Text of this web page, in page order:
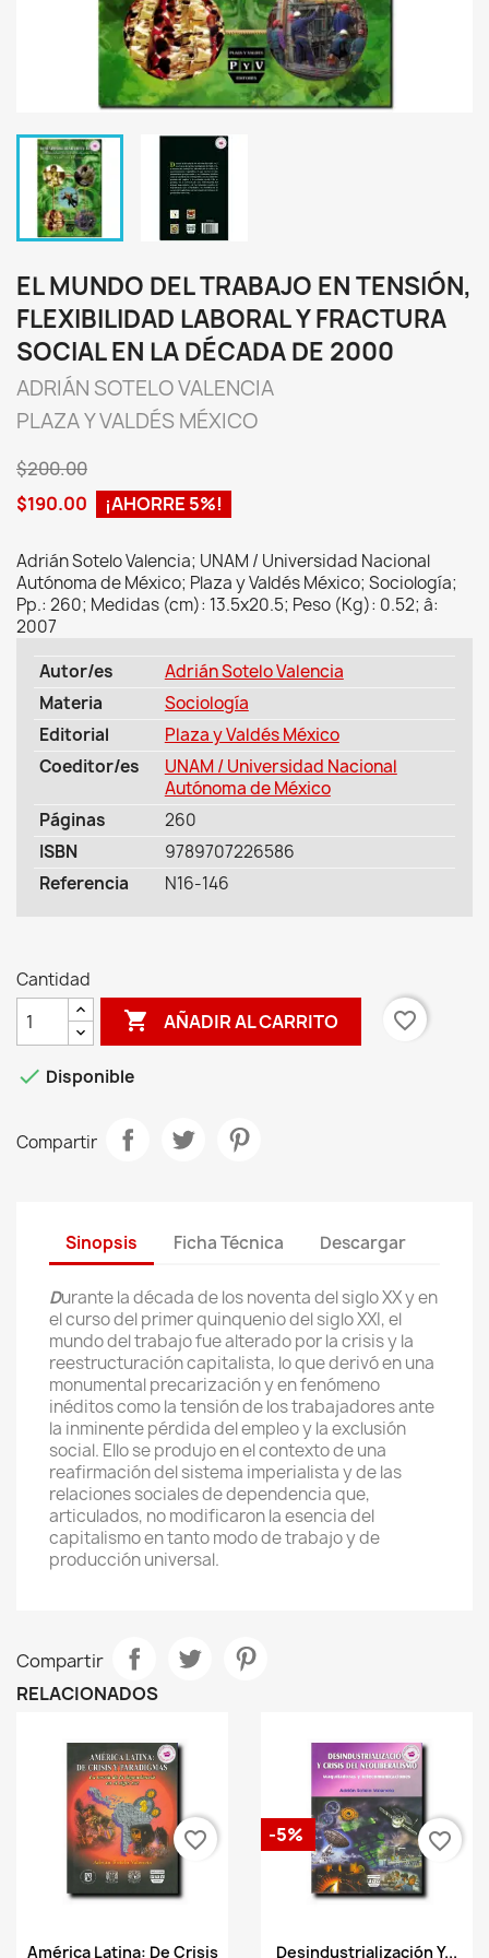
EL MUNDO DEL TRABAJO EN TENSIÓN,
FLEXIBILIDAD LABORAL Y FRACTURA
SOCIAL EN LA DÉCADA DE 2000
ADRIÁN SOTELO VALENCIA
PLAZA Y VALDÉS MÉXICO
$200.00
$190.00
¡AHORRE 5%!
Adrián Sotelo Valencia; UNAM / Universidad Nacional
Autónoma de México; Plaza y Valdés México; Sociología;
Pp.: 260; Medidas (cm): 13.5x20.5; Peso (Kg): 0.52; â:
2007
Autor/es
Adrián Sotelo Valencia
Materia
Sociología
Editorial
Plaza y Valdés México
Coeditor/es
UNAM / Universidad Nacional
Autónoma de México
Páginas
260
ISBN
9789707226586
Referencia
N16-146
Cantidad
 AÑADIR AL CARRITO favorite_border
 Disponible
Compartir
Sinopsis Ficha Técnica Descargar
Durante la década de los noventa del siglo XX y en
el curso del primer quinquenio del siglo XXI, el
mundo del trabajo fue alterado por la crisis y la
reestructuración capitalista, lo que derivó en una
monumental precarización y en fenómeno
inéditos como la tensión de los trabajadores ante
la inminente pérdida del empleo y la exclusión
social. Ello se produjo en el contexto de una
reafirmación del sistema imperialista y de las
relaciones sociales de dependencia que,
articulados, no modificaron la esencia del
capitalismo en tanto modo de trabajo y de
producción universal.
Compartir
RELACIONADOS
Vista rápida
América Latina: De Crisis
favorite_border
Vista rápida
Desindustrialización Y...
-5% favorite_border